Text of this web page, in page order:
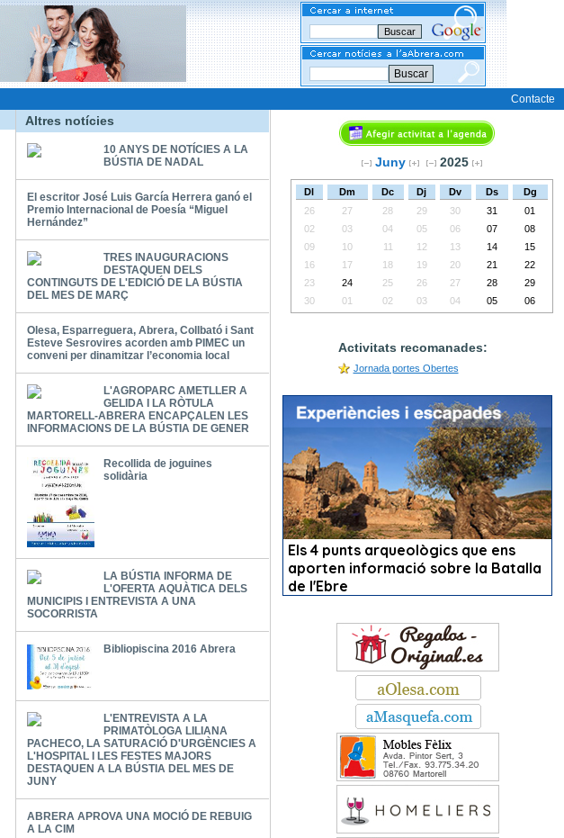
Buscar
Contacte
Altres notícies
10 ANYS DE NOTÍCIES A LA
BÚSTIA DE NADAL
El escritor José Luis García Herrera ganó el
Premio Internacional de Poesía “Miguel
Hernández”
TRES INAUGURACIONS
DESTAQUEN DELS
CONTINGUTS DE L'EDICIÓ DE LA BÚSTIA
DEL MES DE MARÇ
Olesa, Esparreguera, Abrera, Collbató i Sant
Esteve Sesrovires acorden amb PIMEC un
conveni per dinamitzar l’economia local
L'AGROPARC AMETLLER A
GELIDA I LA RÒTULA
MARTORELL-ABRERA ENCAPÇALEN LES
INFORMACIONS DE LA BÚSTIA DE GENER
Recollida de joguines
solidària
LA BÚSTIA INFORMA DE
L'OFERTA AQUÀTICA DELS
MUNICIPIS I ENTREVISTA A UNA
SOCORRISTA
Bibliopiscina 2016 Abrera
L'ENTREVISTA A LA
PRIMATÒLOGA LILIANA
PACHECO, LA SATURACIÓ D'URGÈNCIES A
L'HOSPITAL I LES FESTES MAJORS
DESTAQUEN A LA BÚSTIA DEL MES DE
JUNY
ABRERA APROVA UNA MOCIÓ DE REBUIG
A LA CIM
Juny 2025
Dl Dm Dc Dj Dv Ds
Dg
26
27 28 29 30 31
01
02
03 04 05 06 07
08
09
10 11 12 13 14
15
16
17 18 19 20 21
22
23
24 25 26 27 28
29
30
01 02 03 04 05 06
Activitats recomanades:
Jornada portes Obertes